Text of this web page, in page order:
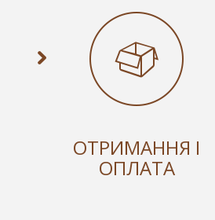
ОТРИМАННЯ І
ОПЛАТА